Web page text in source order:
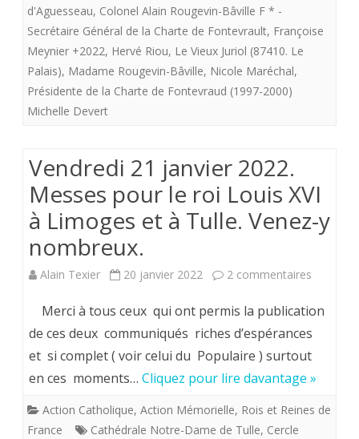
d'Aguesseau, Colonel Alain Rougevin-Bâville F * -
Secrétaire Général de la Charte de Fontevrault, Françoise
Meynier +2022, Hervé Riou, Le Vieux Juriol (87410. Le
Palais), Madame Rougevin-Bâville, Nicole Maréchal,
Présidente de la Charte de Fontevraud (1997-2000)
Michelle Devert
Vendredi 21 janvier 2022.
Messes pour le roi Louis XVI
à Limoges et à Tulle. Venez-y
nombreux.
Alain Texier 20 janvier 2022 2 commentaires
21
janvier
2022.
Messes
Merci à tous ceux qui ont permis la publication
de ces deux communiqués riches d’espérances
et si complet ( voir celui du Populaire ) surtout
en ces moments… Cliquez pour lire davantage »
Action Catholique, Action Mémorielle, Rois et Reines de
France
Cathédrale Notre-Dame de Tulle, Cercle